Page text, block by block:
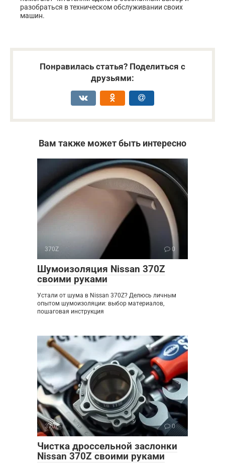
разобраться в техническом обслуживании своих
машин.
Понравилась статья? Поделиться с
друзьями:
Вам также может быть интересно
370Z 0
Шумоизоляция Nissan 370Z
своими руками
Устали от шума в Nissan 370Z? Делюсь личным
опытом шумоизоляции: выбор материалов,
пошаговая инструкция
370Z 0
Чистка дроссельной заслонки
Nissan 370Z своими руками